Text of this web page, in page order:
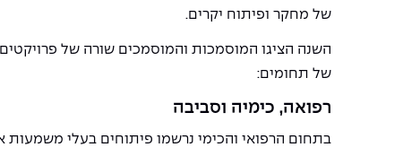
של מחקר ופיתוח יקרים.
השנה הציגו המוסמכות והמוסמכים שורה של פרויקטים
של תחומים:
רפואה, כימיה וסביבה
בתחום הרפואי והכימי נרשמו פיתוחים בעלי משמעות